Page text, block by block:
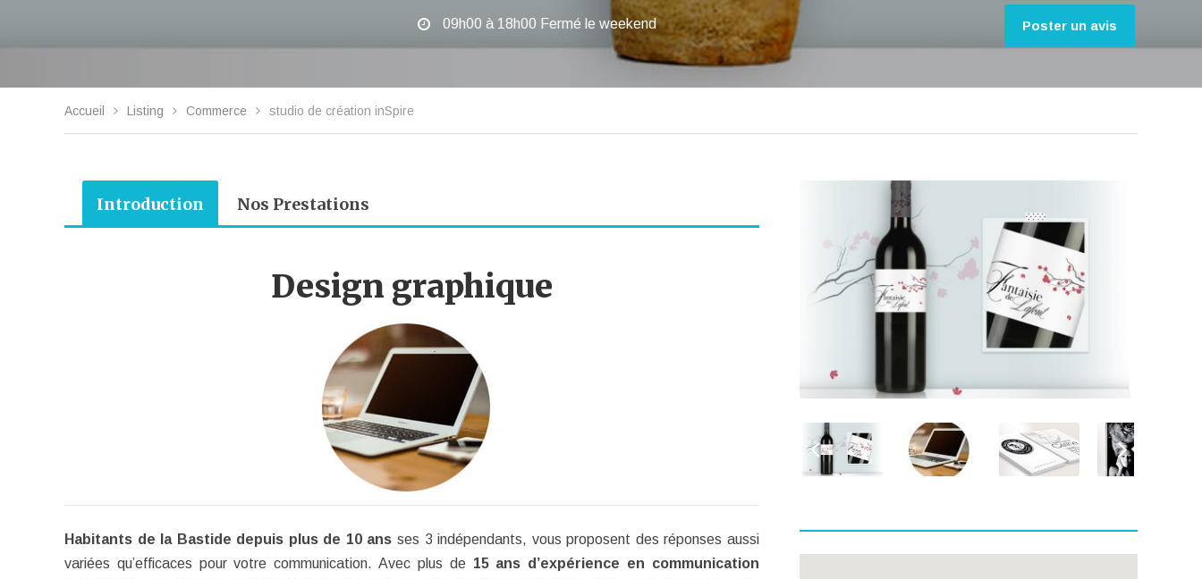
09h00 à 18h00 Fermé le weekend Poster un avis
Accueil Listing Commerce studio de création inSpire
Introduction Nos Prestations
Design graphique
Habitants de la Bastide depuis plus de 10 ans ses 3 indépendants, vous proposent des réponses aussi
variées qu’efficaces pour votre communication. Avec plus de 15 ans d’expérience en communication